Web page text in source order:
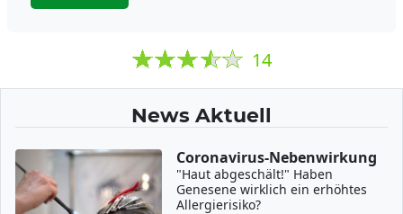
14
News Aktuell
Coronavirus-Nebenwirkung
"Haut abgeschält!" Haben
Genesene wirklich ein erhöhtes
Allergierisiko?